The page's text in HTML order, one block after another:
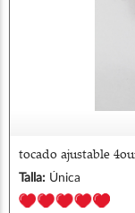
tocado ajustable
Talla: Única